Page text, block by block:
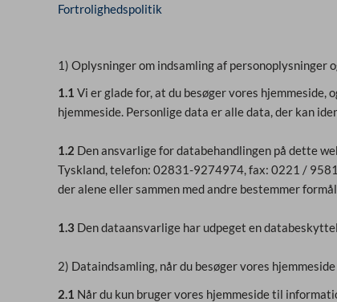
Fortrolighedspolitik
1) Oplysninger om indsamling af personoplysninger
1.1 Vi er glade for, at du besøger vores
hjemmeside. Personlige data er alle data, der kan
1.2 Den ansvarlige for databehandlingen på dette
Tyskland, telefon: 02831-9274974, fax: 0221 /
der alene eller sammen med andre bestemmer
1.3 Den dataansvarlige har udpeget en
2) Dataindsamling, når du besøger vores hjemmeside
2.1 Når du kun bruger vores hjemmeside til